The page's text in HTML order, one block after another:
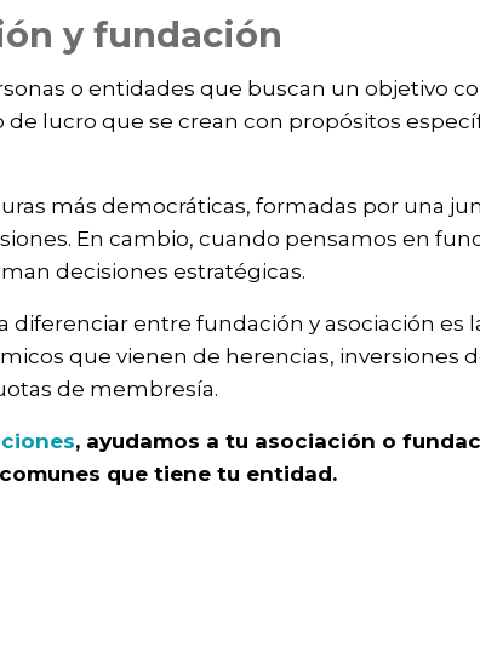
y fundación
o entidades que buscan un objetivo
lucro que se crean con propósitos
más democráticas, formadas por una
En cambio, cuando pensamos en
decisiones estratégicas.
entre fundación y asociación es
que vienen de herencias, inversiones
de membresía.
, ayudamos a tu asociación o
que tiene tu entidad.